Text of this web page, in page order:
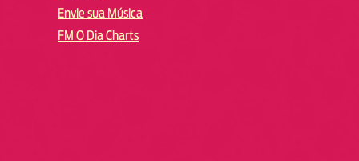
Envie sua Música
FM O Dia Charts